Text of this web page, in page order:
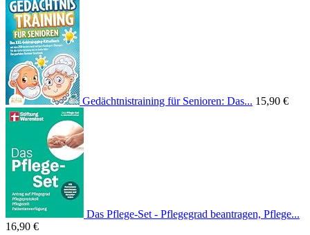
Gedächtnistraining für Senioren: Das... 15,90 €
Das Pflege-Set - Pflegegrad beantragen, Pflege...
16,90 €